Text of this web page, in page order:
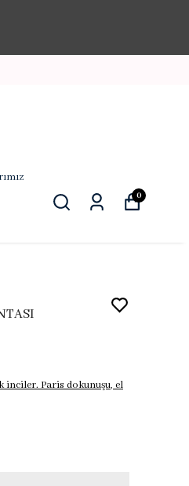
0
inciler. Paris dokunuşu, el